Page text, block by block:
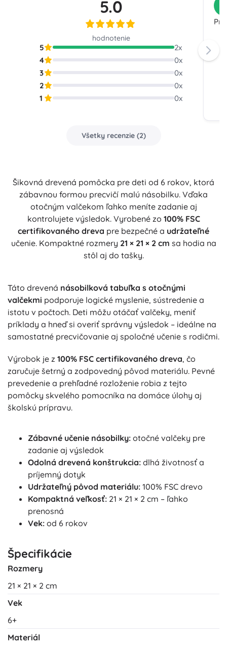
5.0
hodnotenie
5 2x
4
0x
3
0x
2
0x
1
0x
Všetky recenzie(2)
Šikovná drevená pomôcka pre deti od 6 rokov, ktorá
zábavnou formou precvičí malú násobilku. Vďaka
otočným valčekom ľahko meníte zadanie aj
kontrolujete výsledok. Vyrobené zo 100% FSC
certifikovaného dreva pre bezpečné a udržateľné
učenie. Kompaktné rozmery 21 × 21 × 2 cm sa hodia na
stôl aj do tašky.
Táto drevená násobilková tabuľka s otočnými
valčekmi podporuje logické myslenie, sústredenie a
istotu v počtoch. Deti môžu otáčať valčeky, meniť
príklady a hneď si overiť správny výsledok – ideálne na
samostatné precvičovanie aj spoločné učenie s rodičmi.
Výrobok je z 100% FSC certifikovaného dreva, čo
zaručuje šetrný a zodpovedný pôvod materiálu. Pevné
prevedenie a prehľadné rozloženie robia z tejto
pomôcky skvelého pomocníka na domáce úlohy aj
školskú prípravu.
Zábavné učenie násobilky: otočné valčeky pre
zadanie aj výsledok
Odolná drevená konštrukcia: dlhá životnosť a
príjemný dotyk
Udržateľný pôvod materiálu: 100% FSC drevo
Kompaktná veľkosť: 21 × 21 × 2 cm – ľahko
prenosná
Vek: od 6 rokov
Špecifikácie
Rozmery
21 × 21 × 2 cm
Vek
6+
Materiál